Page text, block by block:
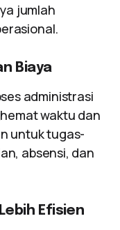
jumlah
Biaya
administrasi
waktu dan
untuk tugas-
absensi, dan
Efisien